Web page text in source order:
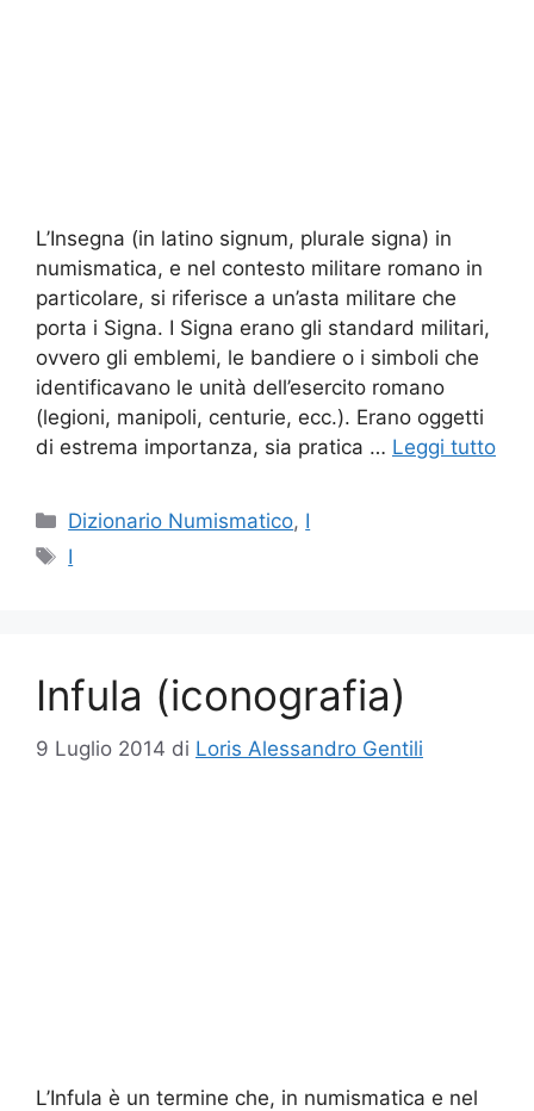
L’Insegna (in latino signum, plurale signa) in
numismatica, e nel contesto militare romano in
particolare, si riferisce a un’asta militare che
porta i Signa. I Signa erano gli standard militari,
ovvero gli emblemi, le bandiere o i simboli che
identificavano le unità dell’esercito romano
(legioni, manipoli, centurie, ecc.). Erano oggetti
di estrema importanza, sia pratica … Leggi tutto
Categorie
Dizionario Numismatico, I
Tag
I
Infula (iconografia)
9 Luglio 2014 di Loris Alessandro Gentili
L’Infula è un termine che, in numismatica e nel